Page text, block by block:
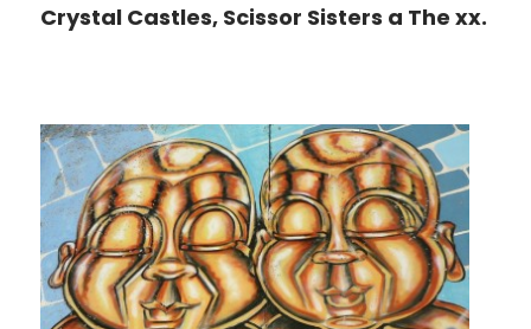
Crystal Castles, Scissor Sisters a The xx.